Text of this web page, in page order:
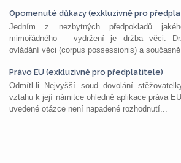
Opomenuté důkazy (exkluzivně pro
Jedním z nezbytných předpokladů
mimořádného – vydržení je držba věci.
ovládání věci (corpus possessionis) a
Právo EU (exkluzivně pro předplatitele)
Odmítl-li Nejvyšší soud dovolání
vztahu k její námitce ohledně aplikace práva
uvedené otázce není napadené rozhodnutí...